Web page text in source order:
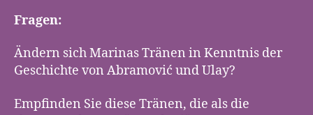
Fragen:
Ändern sich Marinas Tränen in Kenntnis der
Geschichte von Abramović und Ulay?
Empfinden Sie diese Tränen, die als die